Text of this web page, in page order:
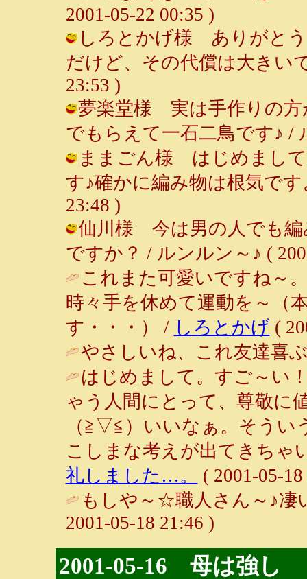
2001-05-22 00:35 )
しろとかげ様 ありがと
だけど、その代償は大きい
23:53 )
夢楽堂様 実は手作りの方
でもらえて一石二鳥です♪ /
ままごん様 はじめまし
す♪確かに編み物は根気で
23:48 )
仙川様 今は男の人でも編
ですか？ / ルンルン～♪ (
これまた可愛いですね～
時々手を休めて運動を～（
す・・・） / しろとかげ(
やさしいね、これ友達喜
はじめまして。すご～い
ゃう人間にとって、尊敬に
（≧▽≦）いいなぁ。そう
こしまな考えが出てきち
礼しました…。
( 2001-05-
もしや～☆職人さん～♪
2001-05-18 21:46 )
2001-05-16 母は強し